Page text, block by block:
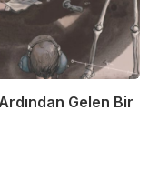
Gelen Bir